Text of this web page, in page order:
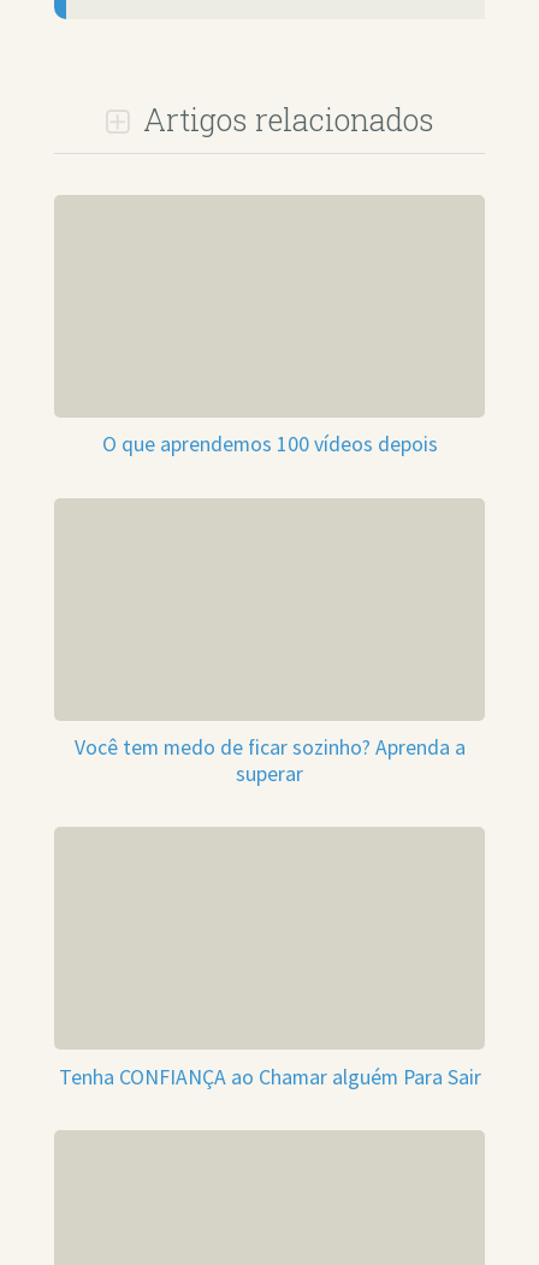
Artigos relacionados
O que aprendemos 100 vídeos depois
Você tem medo de ficar sozinho? Aprenda a
superar
Tenha CONFIANÇA ao Chamar alguém Para Sair